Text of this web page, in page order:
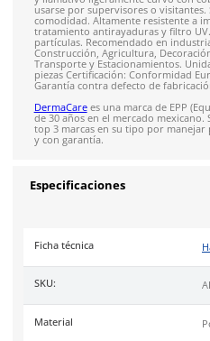
SOBRE EL PRODUCTO
Descripción
Lente Titán Claro Gris de la
industrial en policarbonato
comodidad. Altamente
tratamiento antirayaduras
partículas. Recomendado
Construcción, Agricultura,
Transporte y
piezas Certificación:
Garantía contra defecto de